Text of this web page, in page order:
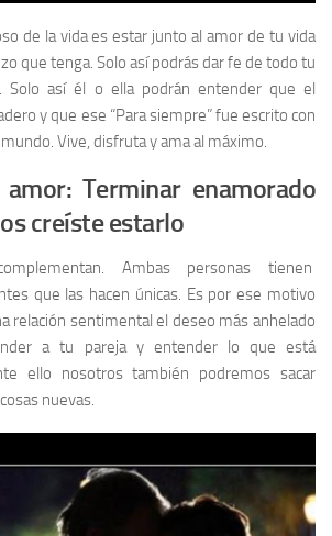
de la vida es estar junto al amor de tu vida
que tenga. Solo así podrás dar fe de todo tu
Solo así él o ella podrán entender que el
y que ese “Para siempre” fue escrito con
Vive, disfruta y ama al máximo.
amor: Terminar enamorado
creíste estarlo
Ambas personas tienen
que las hacen únicas. Es por ese motivo
relación sentimental el deseo más anhelado
a tu pareja y entender lo que está
ello nosotros también podremos sacar
nuevas.